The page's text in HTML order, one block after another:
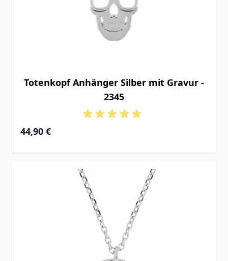
Totenkopf Anhänger Silber mit Gravur -
2345
44,90 €